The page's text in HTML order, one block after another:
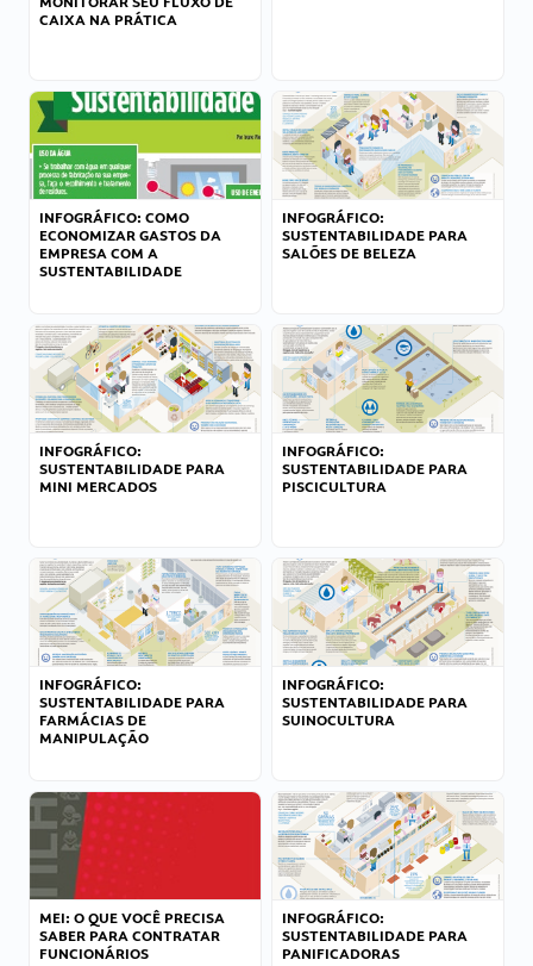
CAIXA NA PRÁTICA
INFOGRÁFICO: COMO
ECONOMIZAR GASTOS DA
EMPRESA COM A
SUSTENTABILIDADE
INFOGRÁFICO:
SUSTENTABILIDADE PARA
SALÕES DE BELEZA
INFOGRÁFICO:
SUSTENTABILIDADE PARA
MINI MERCADOS
INFOGRÁFICO:
SUSTENTABILIDADE PARA
PISCICULTURA
INFOGRÁFICO:
SUSTENTABILIDADE PARA
FARMÁCIAS DE
MANIPULAÇÃO
INFOGRÁFICO:
SUSTENTABILIDADE PARA
SUINOCULTURA
MEI: O QUE VOCÊ PRECISA
SABER PARA CONTRATAR
FUNCIONÁRIOS
INFOGRÁFICO:
SUSTENTABILIDADE PARA
PANIFICADORAS